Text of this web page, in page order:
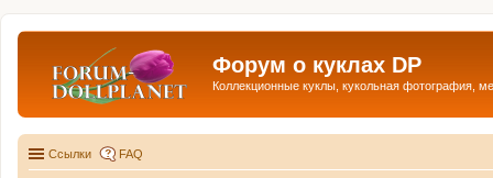
Форум о куклах DP
Коллекционные куклы, кукольная фотография,
Ссылки FAQ